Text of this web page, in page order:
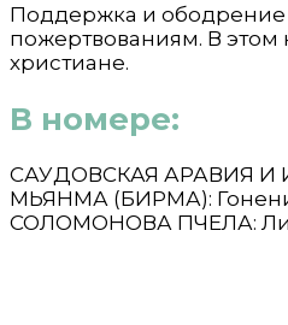
Поддержка и ободрение
пожертвованиям. В
христиане.
В номере:
САУДОВСКАЯ АРАВИЯ И
МЬЯНМА (БИРМА):
СОЛОМОНОВА ПЧЕЛА: